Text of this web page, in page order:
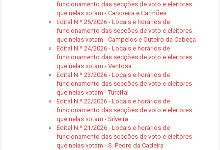
funcionamento das secções de voto e eleitores
que nelas votam - Carvoeira e Carmões
Edital N.º 25/2026 - Locais e horários de
funcionamento das secções de voto e eleitores
que nelas votam - Campelos e Outeiro da Cabeça
Edital N.º 24/2026 - Locais e horários de
funcionamento das secções de voto e eleitores
que nelas votam - Ventosa
Edital N.º 23/2026 - Locais e horários de
funcionamento das secções de voto e eleitores
que nelas votam - Turcifal
Edital N.º 22/2026 - Locais e horários de
funcionamento das secções de voto e eleitores
que nelas votam - Silveira
Edital N.º 21/2026 - Locais e horários de
funcionamento das secções de voto e eleitores
que nelas votam - S. Pedro da Cadeira